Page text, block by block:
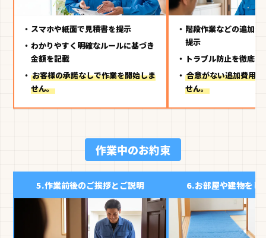
スマホや紙面で見積書を提示
わかりやすく明確なルールに基づき
金額を記載
お客様の承諾なしで作業を開始しま
せん。
階段作業などの追加費
提示
トラブル防止を徹底し
合意がない追加費用
せん。
作業中のお約束
5.作業前後のご挨拶とご説明 6.お部屋や建物をし